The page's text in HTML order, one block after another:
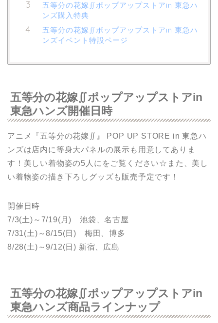
五等分の花嫁∬ポップアップストアin 東急ハ
ンズ購入特典
五等分の花嫁∬ポップアップストアin 東急ハ
ンズイベント特設ページ
五等分の花嫁∬ポップアップストアin
東急ハンズ開催日時
アニメ『五等分の花嫁∬』 POP UP STORE in 東急ハ
ンズは店内に等身大パネルの展示も用意してありま
す！美しい着物姿の5人にをご覧ください☆また、美し
い着物姿の描き下ろしグッズも販売予定です！
開催日時
7/3(土)～7/19(月) 池袋、名古屋
7/31(土)～8/15(日) 梅田、博多
8/28(土)～9/12(日) 新宿、広島
五等分の花嫁∬ポップアップストアin
東急ハンズ商品ラインナップ